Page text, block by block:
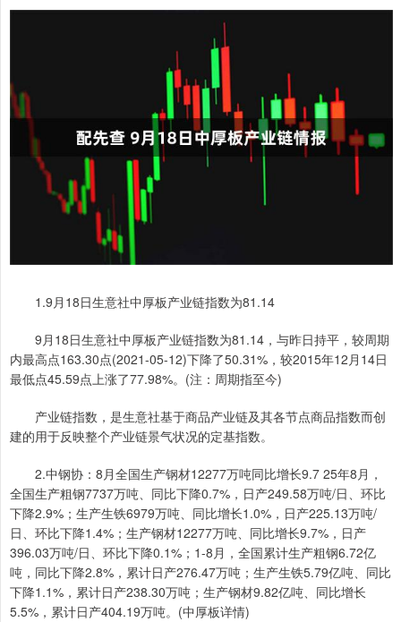
1.9月18日生意社中厚板产业链指数为81.14
9月18日生意社中厚板产业链指数为81.14，与昨日持平，较周期
内最高点163.30点(2021-05-12)下降了50.31%，较2015年12月14日
最低点45.59点上涨了77.98%。(注：周期指至今)
产业链指数，是生意社基于商品产业链及其各节点商品指数而创
建的用于反映整个产业链景气状况的定基指数。
2.中钢协：8月全国生产钢材12277万吨同比增长9.7 25年8月，
全国生产粗钢7737万吨、同比下降0.7%，日产249.58万吨/日、环比
下降2.9%；生产生铁6979万吨、同比增长1.0%，日产225.13万吨/
日、环比下降1.4%；生产钢材12277万吨、同比增长9.7%，日产
396.03万吨/日、环比下降0.1%；1-8月，全国累计生产粗钢6.72亿
吨，同比下降2.8%，累计日产276.47万吨；生产生铁5.79亿吨、同比
下降1.1%，累计日产238.30万吨；生产钢材9.82亿吨、同比增长
5.5%，累计日产404.19万吨。(中厚板详情)